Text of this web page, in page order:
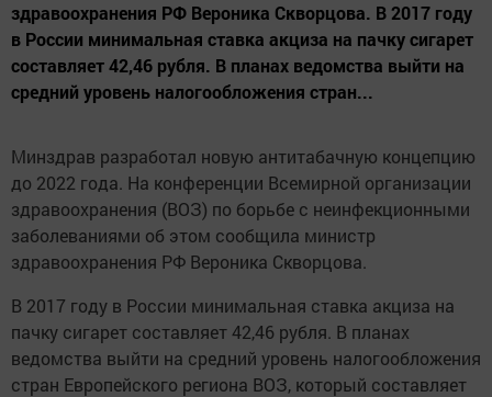
здравоохранения РФ Вероника Скворцова. В 2017 году
в России минимальная ставка акциза на пачку сигарет
составляет 42,46 рубля. В планах ведомства выйти на
средний уровень налогообложения стран...
Минздрав разработал новую антитабачную концепцию
до 2022 года. На конференции Всемирной организации
здравоохранения (ВОЗ) по борьбе с неинфекционными
заболеваниями об этом сообщила министр
здравоохранения РФ Вероника Скворцова.
В 2017 году в России минимальная ставка акциза на
пачку сигарет составляет 42,46 рубля. В планах
ведомства выйти на средний уровень налогообложения
стран Европейского региона ВОЗ, который составляет